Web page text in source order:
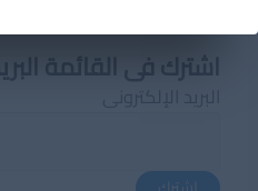
اشترك فى القائمة